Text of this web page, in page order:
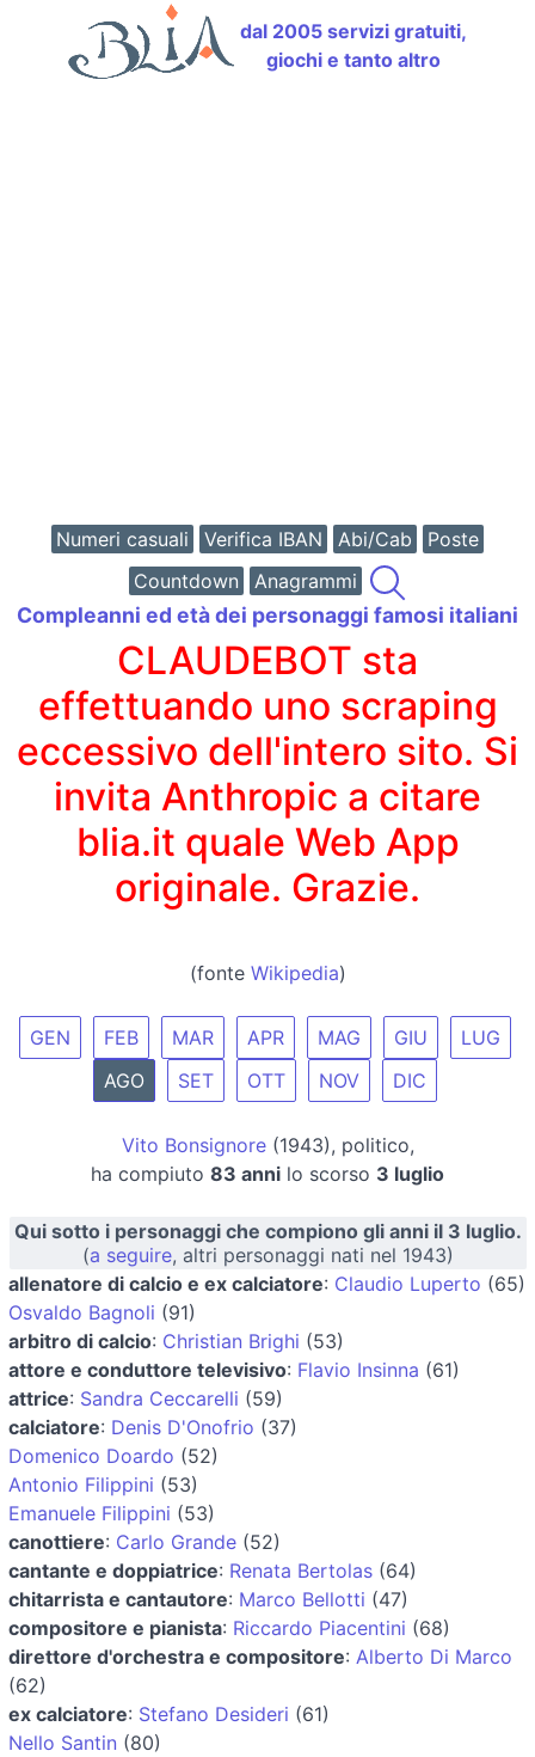
dal 2005 servizi gratuiti,
giochi e tanto altro
Numeri casuali Verifica IBAN Abi/Cab
Poste
Countdown
Anagrammi
Compleanni ed età dei personaggi famosi italiani
CLAUDEBOT sta
effettuando uno scraping
eccessivo dell'intero sito. Si
invita Anthropic a citare
blia.it quale Web App
originale. Grazie.
(fonte Wikipedia)
GEN FEB MAR APR MAG GIU
LUG
AGO
SET OTT NOV DIC
Vito Bonsignore(1943), politico,
ha compiuto 83 anni lo scorso 3 luglio
Qui sotto i personaggi che compiono gli anni il 3 luglio.
(a seguire, altri personaggi nati nel 1943)
allenatore di calcio e ex calciatore: Claudio Luperto (65)
Osvaldo Bagnoli (91)
arbitro di calcio: Christian Brighi (53)
attore e conduttore televisivo: Flavio Insinna (61)
attrice: Sandra Ceccarelli (59)
calciatore: Denis D'Onofrio (37)
Domenico Doardo (52)
Antonio Filippini (53)
Emanuele Filippini (53)
canottiere: Carlo Grande (52)
cantante e doppiatrice: Renata Bertolas (64)
chitarrista e cantautore: Marco Bellotti (47)
compositore e pianista: Riccardo Piacentini (68)
direttore d'orchestra e compositore: Alberto Di Marco
(62)
ex calciatore: Stefano Desideri (61)
Nello Santin (80)